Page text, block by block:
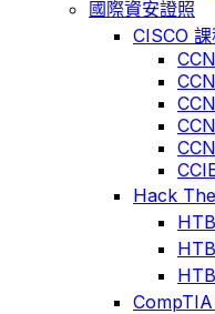
國際資安證照
CISCO 課
Hack